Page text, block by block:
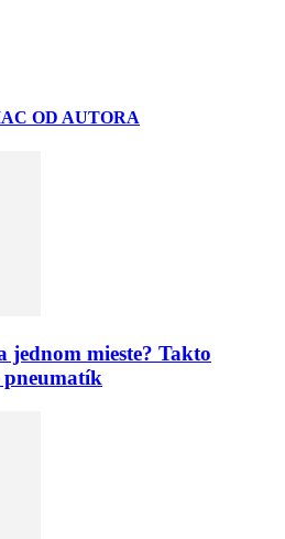
OD AUTORA
jednom mieste? Takto
pneumatík